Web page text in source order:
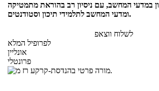
במדעי המחשב, עם ניסיון רב בהוראת מתמטיקה
ומדעי המחשב לתלמידי תיכון וסטודנטים.
לשלוח ווצאפ
לפרופיל המלא
אונליין
פרונטלי